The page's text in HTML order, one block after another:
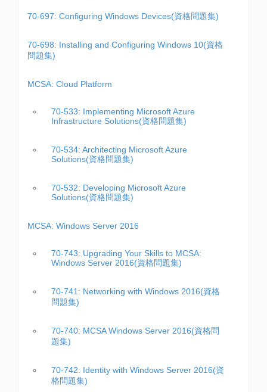
70-697: Configuring Windows Devices(資格問題集)
70-698: Installing and Configuring Windows 10(資格
問題集)
MCSA: Cloud Platform
70-533: Implementing Microsoft Azure
Infrastructure Solutions(資格問題集)
70-534: Architecting Microsoft Azure
Solutions(資格問題集)
70-532: Developing Microsoft Azure
Solutions(資格問題集)
MCSA: Windows Server 2016
70-743: Upgrading Your Skills to MCSA:
Windows Server 2016(資格問題集)
70-741: Networking with Windows 2016(資格
問題集)
70-740: MCSA Windows Server 2016(資格問
題集)
70-742: Identity with Windows Server 2016(資
格問題集)